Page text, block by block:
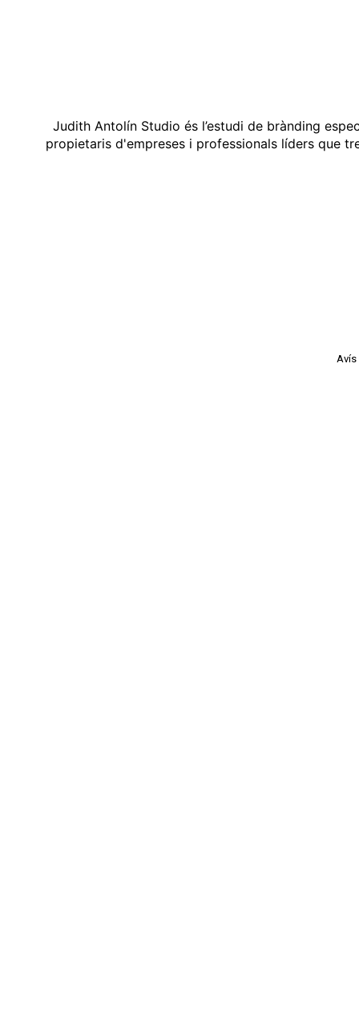
Judith Antolín Studio és l’estudi de brànding
propietaris d'empreses i professionals líders que
Avís